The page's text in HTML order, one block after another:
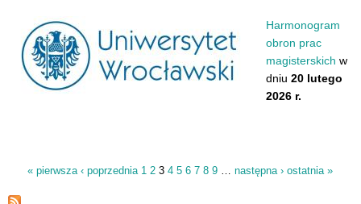
Harmonogram
obron prac
magisterskich w
dniu 20 lutego
2026 r.
« pierwsza ‹ poprzednia 1 2 3 4 5 6 7 8 9 … następna › ostatnia »